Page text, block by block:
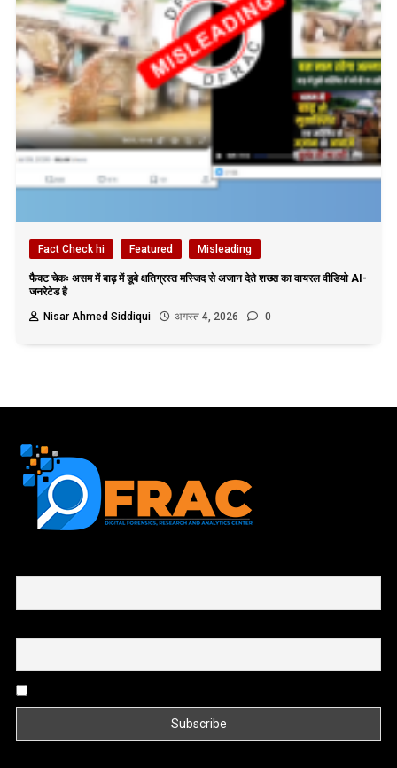
Fact Check hi Featured Misleading
फैक्ट चेकः असम में बाढ़ में डूबे क्षतिग्रस्त मस्जिद से अजान देते शख्स का वायरल वीडियो AI-
जनरेटेड है
Nisar Ahmed Siddiqui
अगस्त 4, 2026 0